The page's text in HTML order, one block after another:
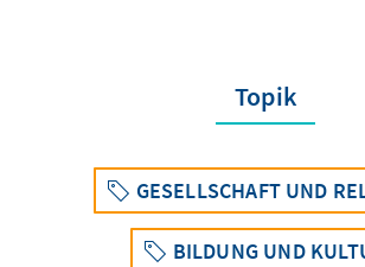
Topik
GESELLSCHAFT UND
BILDUNG UND